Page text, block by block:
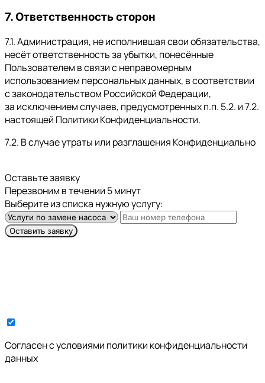
7. Ответственность сторон
7.1. Администрация, не исполнившая свои обязательства,
несёт ответственность за убытки, понесённые
Пользователем в связи с неправомерным
использованием персональных данных, в соответствии
с законодательством Российской Федерации,
за исключением случаев, предусмотренных п.п. 5.2. и 7.2.
настоящей Политики Конфиденциальности.
7.2. В случае утраты или разглашения Конфиденциально
Оставьте заявку
Перезвоним в течении 5 минут
Выберите из списка нужную услугу:
Оставить заявку
Cогласен с условиями политики конфиденциальности
данных